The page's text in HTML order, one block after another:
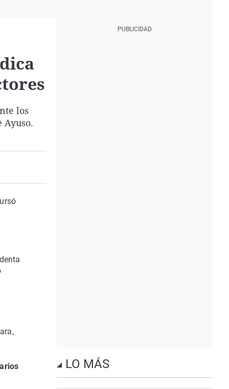
los
Ayuso.
LO MÁS